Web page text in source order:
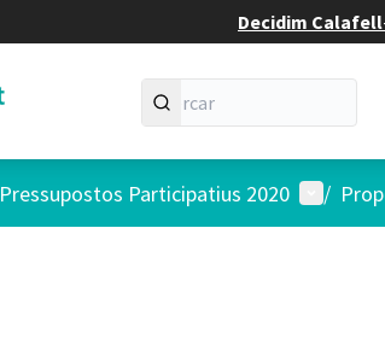
Decidim Calafell
Pressupostos Participatius 2020 Menú
/